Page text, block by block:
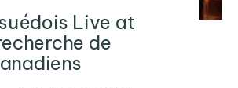
Live at
de